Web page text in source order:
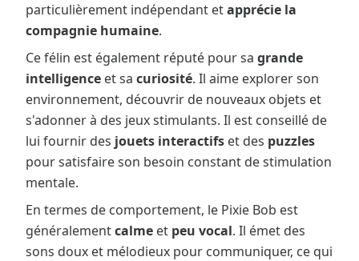
particulièrement indépendant etapprécie la
compagnie humaine.
Ce félin est également réputé pour sa grande
intelligence et sa curiosité. Il aime explorer son
environnement, découvrir de nouveaux objets et
s'adonner à des jeux stimulants. Il est conseillé de
lui fournir des jouets interactifs et des puzzles
pour satisfaire son besoin constant de stimulation
mentale.
En termes de comportement, le Pixie Bob est
généralementcalme et peu vocal. Il émet des
sons doux et mélodieux pour communiquer, ce qui